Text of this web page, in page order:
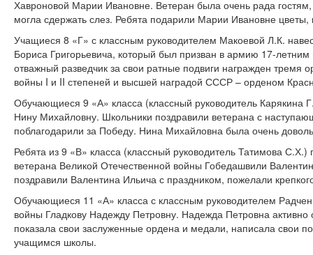
Хавроновой Марии Ивановне. Ветеран была очень рада
могла сдержать слез. Ребята подарили Марии Ивановне цветы,
Учащиеся 8 «Г» с классным руководителем Макоевой Л.К.
Бориса Григорьевича, который был призван в армию 17-
отважный разведчик за свои ратные подвиги награжден тремя
войны I и II степеней и высшей наградой СССР – орденом
Обучающиеся 9 «А» класса (классный руководитель Карякина
Нину Михайловну. Школьники поздравили ветерана с
поблагодарили за Победу. Нина Михайловна была очень
Ребята из 9 «В» класса (классный руководитель Татимова С.Х.)
ветерана Великой Отечественной войны Гобедашвили
поздравили Валентина Ильича с праздником, пожелали
Обучающиеся 11 «А» класса с классным руководителем
войны Гладкову Надежду Петровну. Надежда Петровна
показала свои заслуженные ордена и медали, написала свои
учащимся школы.